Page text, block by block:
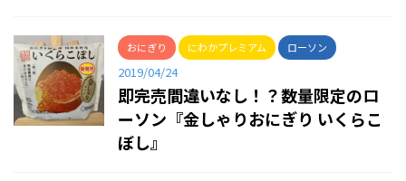
おにぎり にわかプレミアム ローソン
2019/04/24
即完売間違いなし！？数量限定のロ
ーソン『金しゃりおにぎり いくらこ
ぼし』